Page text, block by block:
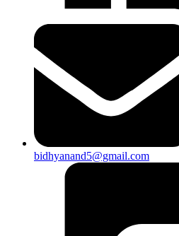
bidhyanand5@gmail.com